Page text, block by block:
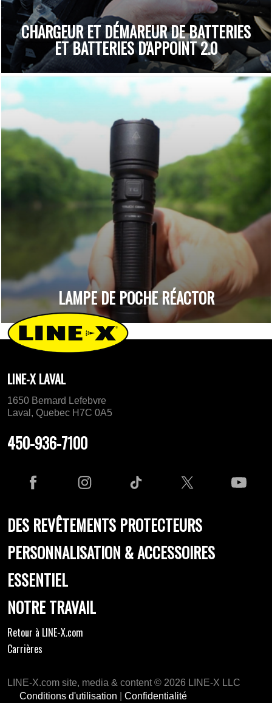
CHARGEUR ET DÉMAREUR DE BATTERIES
ET BATTERIES D'APPOINT 2.0
LAMPE DE POCHE RÉACTOR
LINE-X LAVAL
1650 Bernard Lefebvre
Laval, Quebec H7C 0A5
450-936-7100
DES REVÊTEMENTS PROTECTEURS
PERSONNALISATION & ACCESSOIRES
ESSENTIEL
NOTRE TRAVAIL
Retour à LINE-X.com
Carrières
LINE-X.com site, media & content © 2026 LINE-X LLC
Conditions d'utilisation
Confidentialité